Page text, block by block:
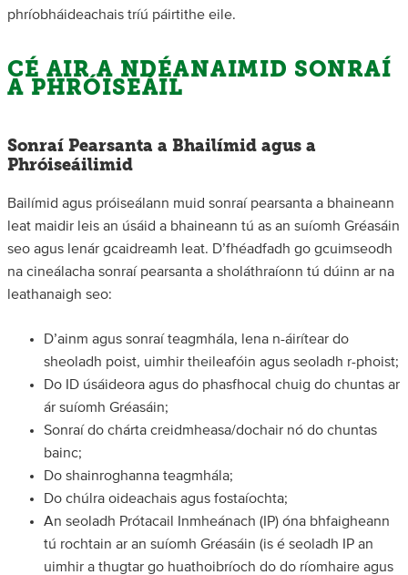
phríobháideachais tríú páirtithe eile.
CÉ AIR A NDÉANAIMID SONRAÍ
A PHRÓISEÁIL
Sonraí Pearsanta a Bhailímid agus a
Phróiseáilimid
Bailímid agus próiseálann muid sonraí pearsanta a bhaineann
leat maidir leis an úsáid a bhaineann tú as an suíomh Gréasáin
seo agus lenár gcaidreamh leat. D’fhéadfadh go gcuimseodh
na cineálacha sonraí pearsanta a sholáthraíonn tú dúinn ar na
leathanaigh seo:
D’ainm agus sonraí teagmhála, lena n-áirítear do
sheoladh poist, uimhir theileafóin agus seoladh r-phoist;
Do ID úsáideora agus do phasfhocal chuig do chuntas ar
ár suíomh Gréasáin;
Sonraí do chárta creidmheasa/dochair nó do chuntas
bainc;
Do shainroghanna teagmhála;
Do chúlra oideachais agus fostaíochta;
An seoladh Prótacail Inmheánach (IP) óna bhfaigheann
tú rochtain ar an suíomh Gréasáin (is é seoladh IP an
uimhir a thugtar go huathoibríoch do do ríomhaire agus